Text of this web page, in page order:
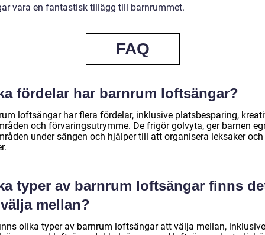
vara en fantastisk tillägg till barnrummet.
FAQ
fördelar har barnrum loftsängar?
loftsängar har flera fördelar, inklusive platsbesparing,
och förvaringsutrymme. De frigör golvyta, ger barnen
under sängen och hjälper till att organisera leksaker och
typer av barnrum loftsängar finns
mellan?
olika typer av barnrum loftsängar att välja mellan, inklusive